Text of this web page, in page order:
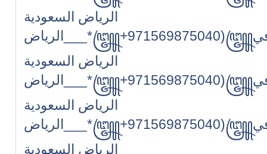
الرياض السعودية
الرياض___*꧅+971569875040)꧅بيع حبوب سايتوتك للإجهاض في
الرياض السعودية
الرياض___*꧅+971569875040)꧅بيع حبوب سايتوتك للإجهاض في
الرياض السعودية
الرياض___*꧅+971569875040)꧅بيع حبوب سايتوتك للإجهاض في
الرياض السعودية